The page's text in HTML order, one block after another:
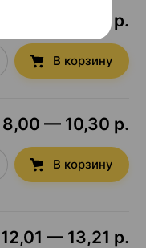
7,75 — 8,06 р.
В корзину
8,00 — 10,30 р.
В корзину
12,01 — 13,21 р.